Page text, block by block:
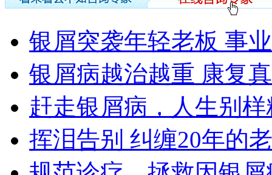
银屑突袭年轻老板 事
银屑病越治越重 康复
赶走银屑病，人生别
挥泪告别 纠缠20年的